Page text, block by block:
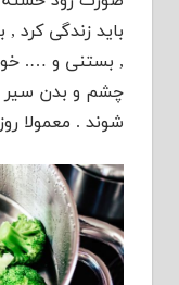
باید زندگی کرد ,
, بستنی و ….
چشم و بدن سیر
شوند . معمولا